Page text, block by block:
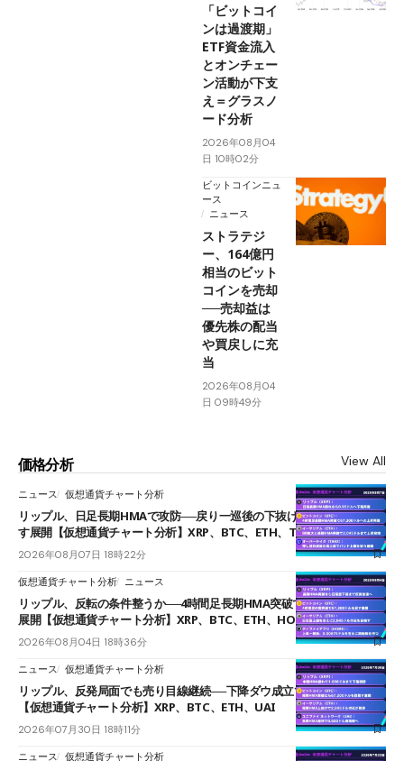
「ビットコイ
ンは過渡期」
ETF資金流入
とオンチェー
ン活動が下支
え＝グラスノ
ード分析
2026年08月04
日 10時02分
ビットコインニュ
ース
ニュース
ストラテジ
ー、164億円
相当のビット
コインを売却
──売却益は
優先株の配当
や買戻しに充
当
2026年08月04
日 09時49分
価格分析 View All
ニュース 仮想通貨チャート分析
リップル、日足長期HMAで攻防──戻り一巡後の下抜けで0.95ドルを試
す展開【仮想通貨チャート分析】XRP、BTC、ETH、TAKE
2026年08月07日 18時22分
仮想通貨チャート分析 ニュース
リップル、反転の条件整うか──4時間足長期HMA突破で雲下端を目指す
展開【仮想通貨チャート分析】XRP、BTC、ETH、HOME
2026年08月04日 18時36分
ニュース 仮想通貨チャート分析
リップル、反発局面でも売り目線継続──下降ダウ成立で下値追う展開
【仮想通貨チャート分析】XRP、BTC、ETH、UAI
2026年07月30日 18時11分
ニュース 仮想通貨チャート分析